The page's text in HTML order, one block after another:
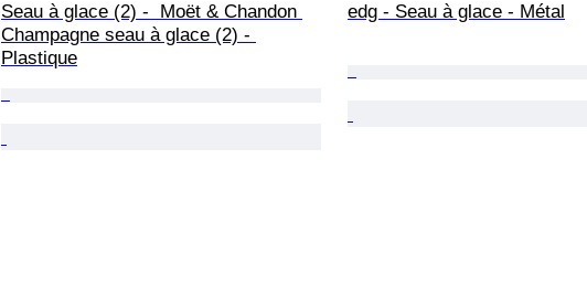
Seau à glace (2) -  Moët & Chandon
Champagne seau à glace (2) -
Plastique
edg - Seau à glace - Métal